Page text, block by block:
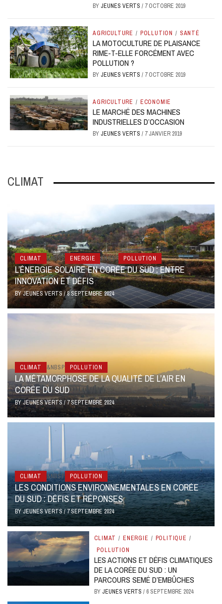
BY JEUNES VERTS/ 7 OCTOBRE 2019
AGRICULTURE / POLLUTION / SANTÉ
LA MOTOCULTURE DE PLAISANCE
RIME-T-ELLE FORCÉMENT AVEC
POLLUTION ?
BY JEUNES VERTS/ 7 OCTOBRE 2019
AGRICULTURE / ECONOMIE
LE MARCHÉ DES MACHINES
INDUSTRIELLES D’OCCASION
BY JEUNES VERTS/ 7 JANVIER 2019
CLIMAT
CLIMAT &NBSP ENERGIE &NBSP POLLUTION
L’ÉNERGIE SOLAIRE EN CORÉE DU SUD : ENTRE
INNOVATION ET DÉFIS
BYJEUNES VERTS/8 SEPTEMBRE 2024
CLIMAT &NBSP POLLUTION
LA MÉTAMORPHOSE DE LA QUALITÉ DE L’AIR EN
CORÉE DU SUD
BYJEUNES VERTS/ 7 SEPTEMBRE 2024
CLIMAT &NBSP POLLUTION
LES CONDITIONS ENVIRONNEMENTALES EN CORÉE
DU SUD : DÉFIS ET RÉPONSES
BYJEUNES VERTS/7 SEPTEMBRE 2024
CLIMAT / ENERGIE / POLITIQUE /
POLLUTION
LES ACTIONS ET DÉFIS CLIMATIQUES
DE LA CORÉE DU SUD : UN
PARCOURS SEMÉ D’EMBÛCHES
BY JEUNES VERTS/ 6 SEPTEMBRE 2024